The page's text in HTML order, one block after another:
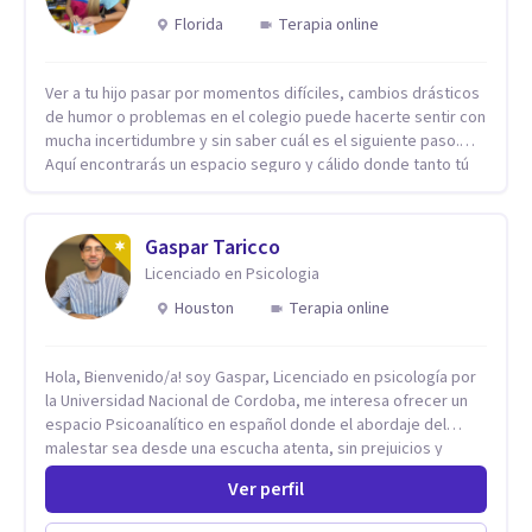
Florida
Terapia online
Ver a tu hijo pasar por momentos difíciles, cambios drásticos
de humor o problemas en el colegio puede hacerte sentir con
mucha incertidumbre y sin saber cuál es el siguiente paso.
Aquí encontrarás un espacio seguro y cálido donde tanto tú
casa. Me especializo en guiar a familias a través de
herramientas prácticas y dinámicas adaptadas a la edad de
cada menor, dejando de lado las etiquetas y los tecnicismos.
Mi forma de trabajar se centra en entender las emociones
fortaleciendo la comunicación entre ustedes. Acompaño a
niños y adolescentes que están lidiando con la ansiedad, la
timidez, la rebeldía o dificultades escolares, así como a
padres que buscan orientación y pautas claras para educar
sin perder la paciencia ni el control. Si estás listo para dar el
primer paso hacia una convivencia familiar más armoniosa,
agenda tu sesión y empecemos a trabajar juntos.
Gaspar Taricco
Licenciado en Psicologia
Houston
Terapia online
Hola, Bienvenido/a! soy Gaspar, Licenciado en psicología por
la Universidad Nacional de Cordoba, me interesa ofrecer un
espacio Psicoanalítico en español donde el abordaje del
malestar sea desde una escucha atenta, sin prejuicios y
rescatando lo singular de cada caso, sin caer en etiquetas.
Considero que todas las personas en algún momento pueden
sufrir y cada una por cuestiones particulares, es en mi
Ver perfil